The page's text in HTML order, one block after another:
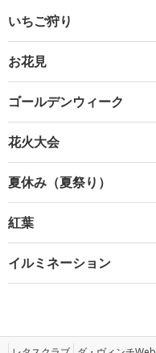
いちご狩り
お花見
ゴールデンウィーク
花火大会
夏休み（夏祭り）
紅葉
イルミネーション